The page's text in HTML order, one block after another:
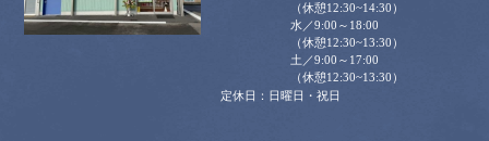
（休憩12:30~14:30）
水／9:00～18:00
（休憩12:30~13:30）
土／9:00～17:00
（休憩12:30~13:30）
日曜日・祝日